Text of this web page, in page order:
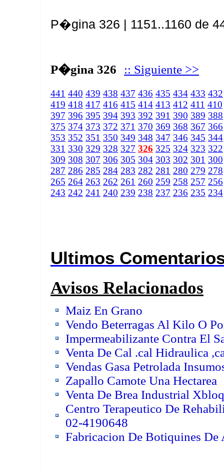
P�gina 326 | 1151..1160 de
P�gina 326 :: Siguiente >>
441 440 439 438 437 436 435 434 433 432
419 418 417 416 415 414 413 412 411 410
397 396 395 394 393 392 391 390 389 388
375 374 373 372 371 370 369 368 367 366
353 352 351 350 349 348 347 346 345 344
331 330 329 328 327 326 325 324 323 322
309 308 307 306 305 304 303 302 301 300
287 286 285 284 283 282 281 280 279 278
265 264 263 262 261 260 259 258 257 256
243 242 241 240 239 238 237 236 235 234
Ultimos
Avisos Relacionados
Maiz En Grano
Vendo Beterragas Al Kilo O
Impermeabilizante Contra El
Venta De Cal .cal Hidraulica
Vendas Gasa Petrolada
Zapallo Camote Una Hectarea
Venta De Brea Industrial
Centro Terapeutico De
02-4190648
Fabricacion De Botiquines